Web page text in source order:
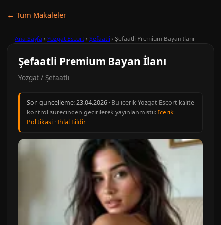
← Tum Makaleler
Ana Sayfa › Yozgat Escort› Şefaatli › Şefaatli Premium Bayan İlanı
Şefaatli Premium Bayan İlanı
Yozgat / Şefaatli
Son guncelleme:23.04.2026 · Bu icerik Yozgat Escort kalite
kontrol surecinden gecirilerek yayinlanmistir.Icerik
Politikasi ·Ihlal Bildir